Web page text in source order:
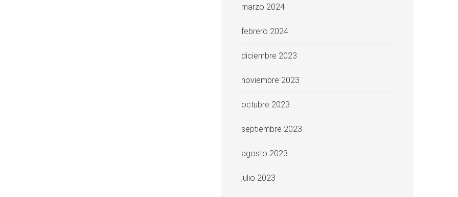
marzo 2024
febrero 2024
diciembre 2023
noviembre 2023
octubre 2023
septiembre 2023
agosto 2023
julio 2023